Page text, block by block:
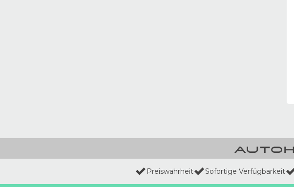
Preiswahrheit Sofortige Verfügbarkeit